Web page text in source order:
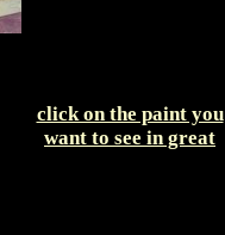
click on the paint you
want to see in great